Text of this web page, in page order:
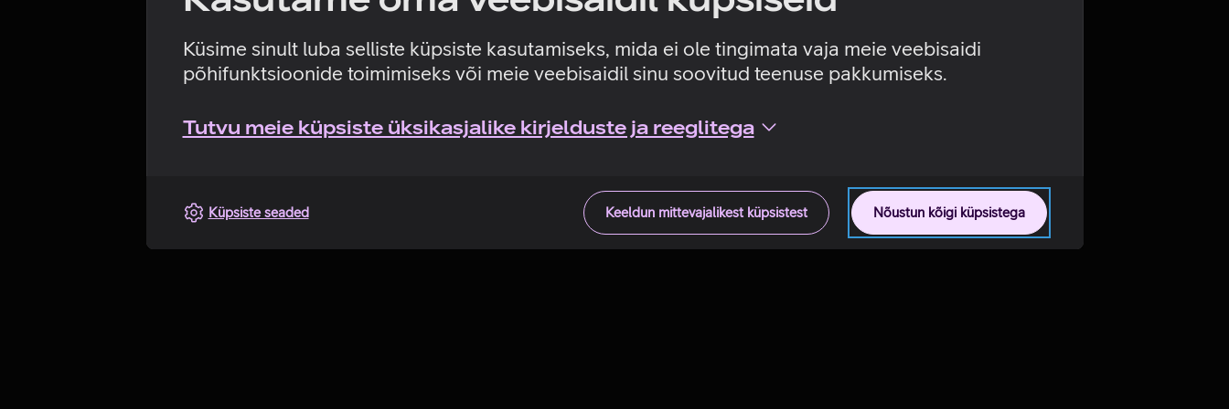
Küsime sinult luba selliste küpsiste kasutamiseks, mida ei ole tingimata vaja meie veebisaidi
põhifunktsioonide toimimiseks või meie veebisaidil sinu soovitud teenuse pakkumiseks.
Tutvu meie küpsiste üksikasjalike kirjelduste ja reeglitega
Nõustun kõigi küpsistega
Keeldun mittevajalikest küpsistest
Küpsiste seaded